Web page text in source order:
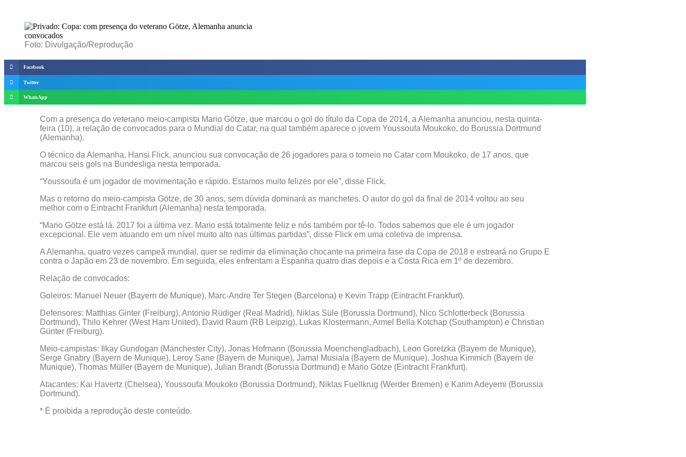
Foto: Divulgação/Reprodução
Facebook
Twitter
WhatsApp
Com a presença do veterano meio-campista Mario Götze, que marcou o gol do título da Copa de 2014, a Alemanha anunciou, nesta quinta-
feira (10), a relação de convocados para o Mundial do Catar, na qual também aparece o jovem Youssoufa Moukoko, do Borussia Dortmund
(Alemanha).
O técnico da Alemanha, Hansi Flick, anunciou sua convocação de 26 jogadores para o torneio no Catar com Moukoko, de 17 anos, que
marcou seis gols na Bundesliga nesta temporada.
“Youssoufa é um jogador de movimentação e rápido. Estamos muito felizes por ele”, disse Flick.
Mas o retorno do meio-campista Götze, de 30 anos, sem dúvida dominará as manchetes. O autor do gol da final de 2014 voltou ao seu
melhor com o Eintracht Frankfurt (Alemanha) nesta temporada.
“Mario Götze está lá. 2017 foi a última vez. Mario está totalmente feliz e nós também por tê-lo. Todos sabemos que ele é um jogador
excepcional. Ele vem atuando em um nível muito alto nas últimas partidas”, disse Flick em uma coletiva de imprensa.
A Alemanha, quatro vezes campeã mundial, quer se redimir da eliminação chocante na primeira fase da Copa de 2018 e estreará no Grupo E
contra o Japão em 23 de novembro. Em seguida, eles enfrentam a Espanha quatro dias depois e a Costa Rica em 1º de dezembro.
Relação de convocados:
Goleiros: Manuel Neuer (Bayern de Munique), Marc-Andre Ter Stegen (Barcelona) e Kevin Trapp (Eintracht Frankfurt).
Defensores: Matthias Ginter (Freiburg), Antonio Rüdiger (Real Madrid), Niklas Süle (Borussia Dortmund), Nico Schlotterbeck (Borussia
Dortmund), Thilo Kehrer (West Ham United), David Raum (RB Leipzig), Lukas Klostermann, Armel Bella Kotchap (Southampton) e Christian
Günter (Freiburg).
Meio-campistas: Ilkay Gundogan (Manchester City), Jonas Hofmann (Borussia Moenchengladbach), Leon Goretzka (Bayern de Munique),
Serge Gnabry (Bayern de Munique), Leroy Sane (Bayern de Munique), Jamal Musiala (Bayern de Munique), Joshua Kimmich (Bayern de
Munique), Thomas Müller (Bayern de Munique), Julian Brandt (Borussia Dortmund) e Mario Götze (Eintracht Frankfurt).
Atacantes: Kai Havertz (Chelsea), Youssoufa Moukoko (Borussia Dortmund), Niklas Fuellkrug (Werder Bremen) e Karim Adeyemi (Borussia
Dortmund).
* É proibida a reprodução deste conteúdo.